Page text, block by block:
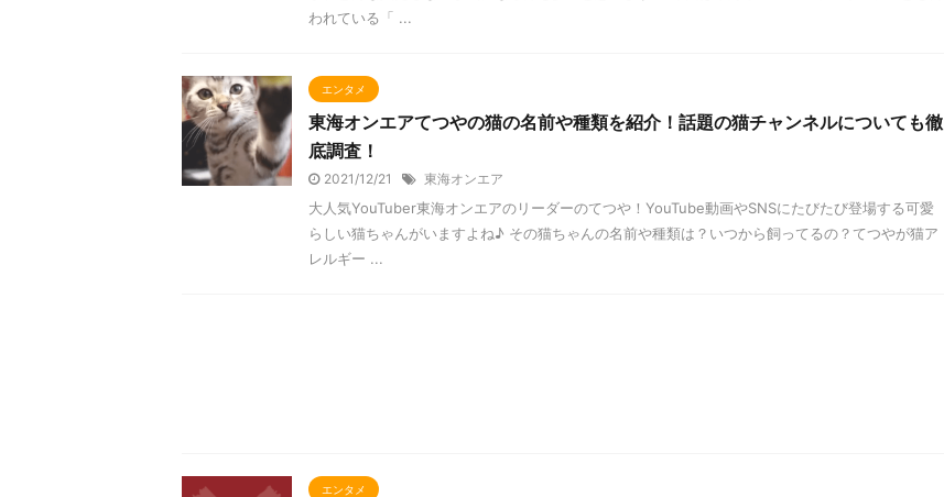
われている「 ...
エンタメ
東海オンエアてつやの猫の名前や種類を紹介！話題の猫チャンネルについても徹
底調査！
2021/12/21 東海オンエア
大人気YouTuber東海オンエアのリーダーのてつや！YouTube動画やSNSにたびたび登場する可愛
らしい猫ちゃんがいますよね♪ その猫ちゃんの名前や種類は？いつから飼ってるの？てつやが猫ア
レルギー ...
エンタメ